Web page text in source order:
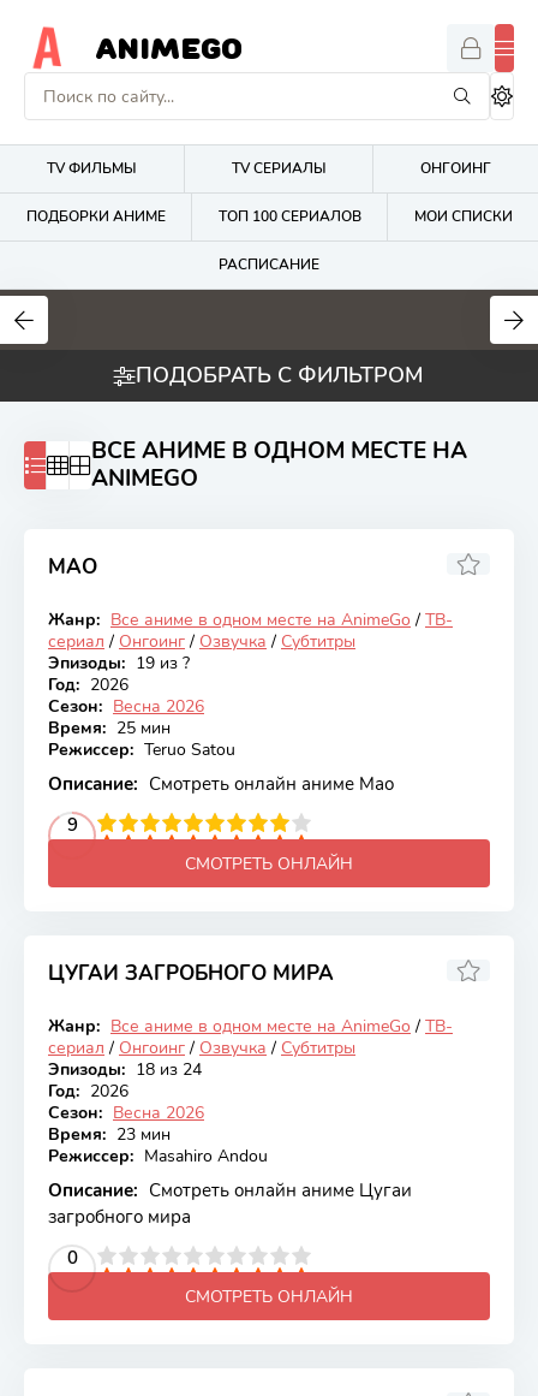
ANIMEGO
TV ФИЛЬМЫ TV СЕРИАЛЫ ОНГОИНГ
ПОДБОРКИ АНИМЕ ТОП 100 СЕРИАЛОВ МОИ СПИСКИ
РАСПИСАНИЕ
1.7
ПОДОБРАТЬ С ФИЛЬТРОМ
ВСЕ АНИМЕ В ОДНОМ МЕСТЕ НА
ANIMEGO
МАО
Онгоинг
Жанр: Все аниме в одном месте на AnimeGo / ТВ-
сериал / Онгоинг / Озвучка / Субтитры
Эпизоды: 19 из ?
Год: 2026
Сезон: Весна 2026
Время: 25 мин
Режиссер: Teruo Satou
Описание: Смотреть онлайн аниме Мао
9
4 5 6 7 8 9 10
СМОТРЕТЬ ОНЛАЙН
ЦУГАИ ЗАГРОБНОГО МИРА
Онгоинг
7.85
Жанр: Все аниме в одном месте на AnimeGo / ТВ-
сериал / Онгоинг / Озвучка / Субтитры
Эпизоды: 18 из 24
Год: 2026
Сезон: Весна 2026
Время: 23 мин
Режиссер: Masahiro Andou
Описание: Смотреть онлайн аниме Цугаи
загробного мира
0
4 5 6 7 8 9 10
СМОТРЕТЬ ОНЛАЙН